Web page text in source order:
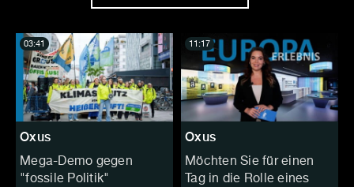
Oxus
Mega-Demo gegen
"fossile Politik"
03:41
Oxus
Möchten Sie für einen
Tag in die Rolle eines
11:17